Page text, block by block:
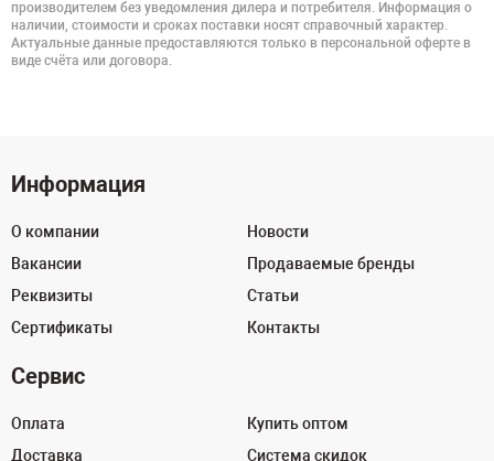
производителем без уведомления дилера и потребителя. Информация о
наличии, стоимости и сроках поставки носят справочный характер.
Актуальные данные предоставляются только в персональной оферте в
виде счёта или договора.
Информация
О компании
Вакансии
Реквизиты
Сертификаты
Новости
Продаваемые бренды
Статьи
Контакты
Сервис
Оплата
Доставка
Купить оптом
Система скидок